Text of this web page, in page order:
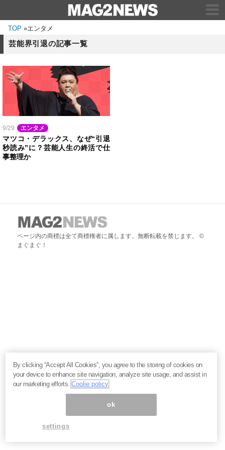
TOP »エンタメ
芸能界引退の記事一覧
9/29 エンタメ
マツコ・デラックス、なぜ“引退
秒読み”に？芸能人生の終活で仕
事整理か
ページ内の商標は全て商標権者に属します。無断転載を禁じます。 ©
まぐまぐ！
By clicking “Accept All Cookies”, you agree to the storing of cookies on
your device to enhance site navigation, analyze site usage, and assist in
our marketing efforts.Coolie policy
ok
settings